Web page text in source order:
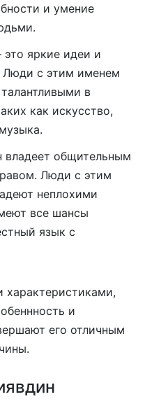
и умение
яркие идеи и
Люди с этим именем
в
как искусство,
владеет общительным
Люди с этим
неплохими
все шансы
язык с
и
его отличным